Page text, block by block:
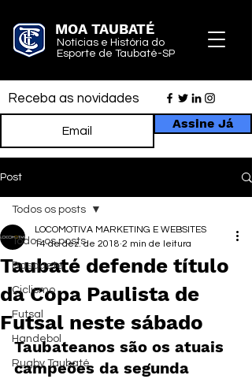
MOA TAUBATÉ
Notícias e História do
Esporte de Taubaté-SP
Receba as novidades
Assine Já
Post
Todos os posts
Basquete
Ciclismo
Futsal
Handebol
Rugby Taubaté
Todos os posts
Taubaté defende título
da Copa Paulista de
Futsal neste sábado
LOCOMOTIVA MARKETING E WEBSITES
14 de dez. de 2018 2 min de leitura
Taubateanos são os atuais
campeões da segunda